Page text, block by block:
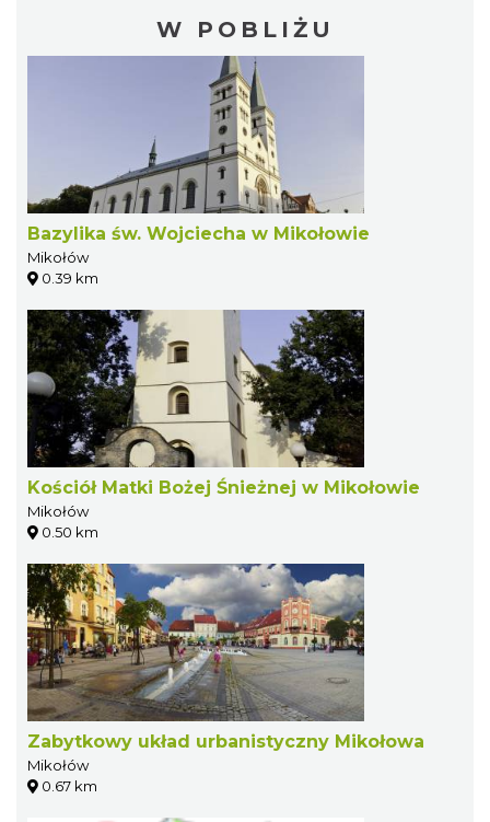
W POBLIŻU
Bazylika św. Wojciecha w Mikołowie
Mikołów
0.39 km
Kościół Matki Bożej Śnieżnej w Mikołowie
Mikołów
0.50 km
Zabytkowy układ urbanistyczny Mikołowa
Mikołów
0.67 km